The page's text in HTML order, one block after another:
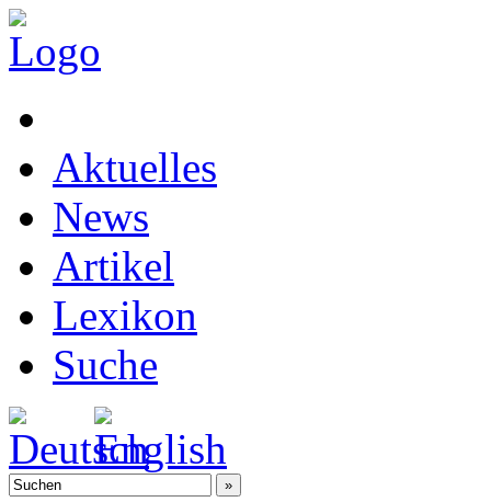
Aktuelles
News
Artikel
Lexikon
Suche